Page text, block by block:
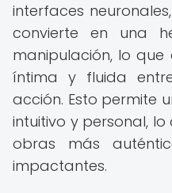
interfaces
convierte en una
manipulación, lo
íntima y fluida
acción. Esto permite
intuitivo y personal,
obras más
impactantes.